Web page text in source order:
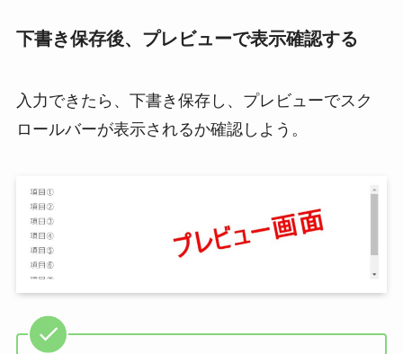
下書き保存後、プレビューで表示確認する
入力できたら、下書き保存し、プレビューでスク
ロールバーが表示されるか確認しよう。